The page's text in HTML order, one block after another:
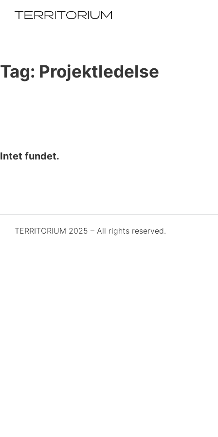
Tag: Projektledelse
Intet fundet.
TERRITORIUM 2025 – All rights reserved.